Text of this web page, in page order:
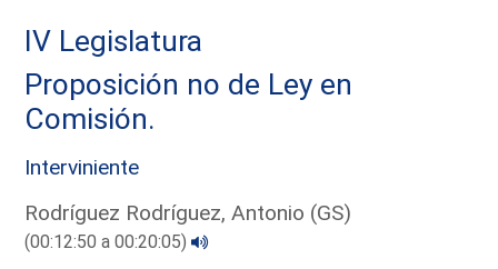
IV Legislatura
Proposición no de Ley en
Comisión.
Interviniente
Rodríguez Rodríguez, Antonio (GS)
(00:12:50 a 00:20:05)